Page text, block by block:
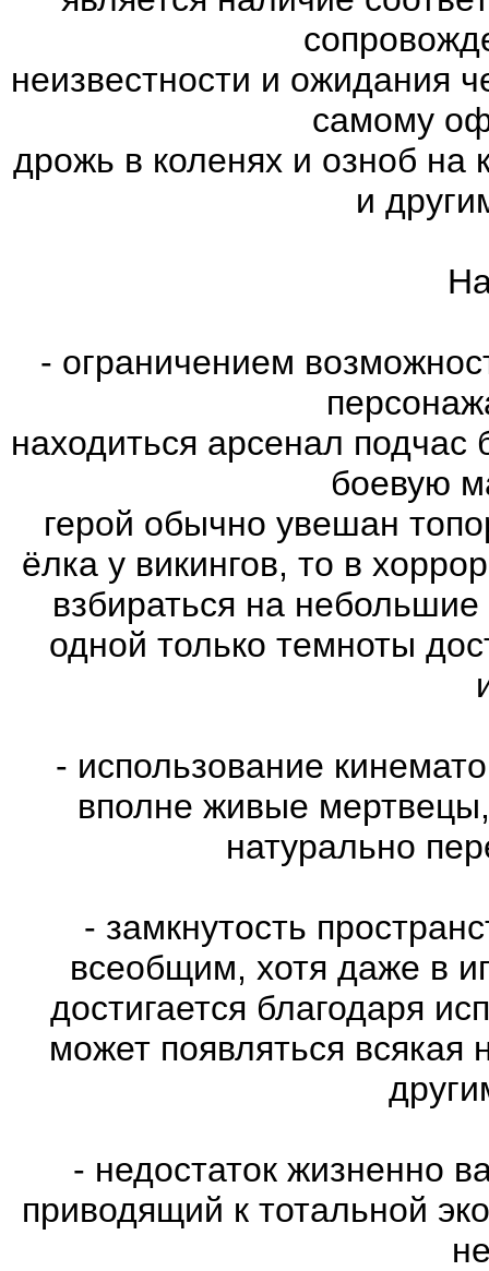
неизвестности и ожидания
самому
дрожь в коленях и озноб на
и
- ограничением
находиться арсенал
боевую
герой обычно увешан
ёлка у викингов, то в
взбираться на
одной только темноты
- использование
вполне живые
натурально
- замкнутость
всеобщим, хотя даже в
достигается благодаря
может появляться всякая
- недостаток жизненно
приводящий к тотальной